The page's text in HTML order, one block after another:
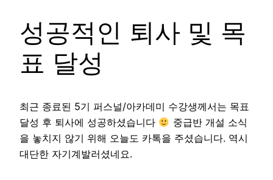
성공적인 퇴사 및 목
표 달성
최근 종료된 5기 퍼스널/아카데미 수강생께서는 목표
달성 후 퇴사에 성공하셨습니다
중급반 개설 소식
을 놓치지 않기 위해 오늘도 카톡을 주셨습니다. 역시
대단한 자기계발러셨네요.